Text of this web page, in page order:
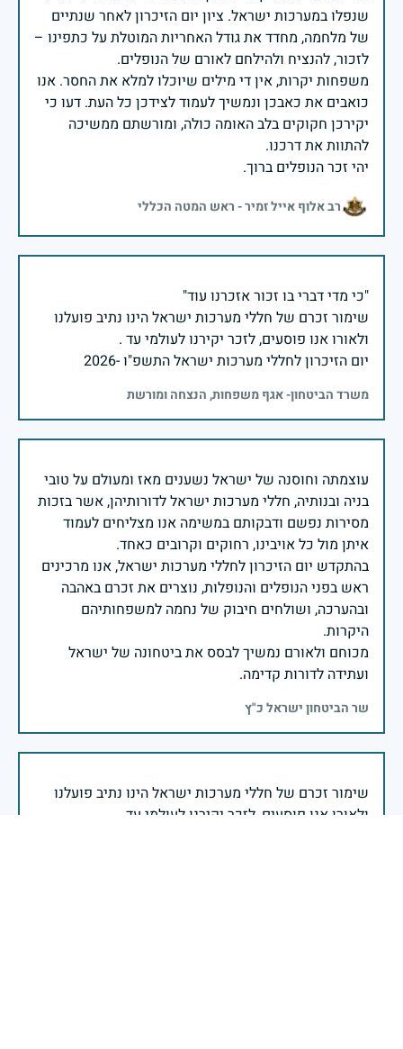
שנפלו במערכות ישראל. ציון יום הזיכרון לאחר שנתיים
של מלחמה, מחדד את גודל האחריות המוטלת על כתפינו –
משפחות יקרות, אין די מילים שיוכלו למלא את החסר. אנו
כואבים את כאבכן ונמשיך לעמוד לצידכן כל העת. דעו כי
יקירכן חקוקים בלב האומה כולה, ומורשתם ממשיכה
יהי זכר הנופלים ברוך.
רב אלוף אייל זמיר - ראש המטה הכללי
שימור זכרם של חללי מערכות ישראל הינו נתיב פועלנו
יום הזיכרון לחללי מערכות ישראל התשפ"ו -2026
משרד הביטחון- אגף משפחות, הנצחה ומורשת
עוצמתה וחוסנה של ישראל נשענים מאז ומעולם על טובי
בניה ובנותיה, חללי מערכות ישראל לדורותיהן, אשר בזכות
מסירות נפשם ודבקותם במשימה אנו מצליחים לעמוד
בהתקדש יום הזיכרון לחללי מערכות ישראל, אנו מרכינים
ראש בפני הנופלים והנופלות, נוצרים את זכרם באהבה
ובהערכה, ושולחים חיבוק של נחמה למשפחותיהם
מכוחם ולאורם נמשיך לבסס את ביטחונה של ישראל
ועתידה לדורות קדימה.
שר הביטחון ישראל כ"ץ
שימור זכרם של חללי מערכות ישראל הינו נתיב פועלנו